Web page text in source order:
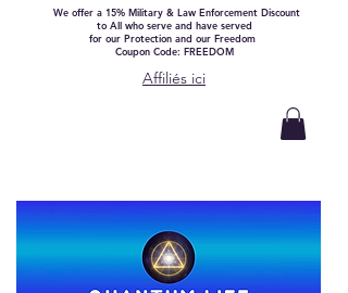
We offer a 15% Military & Law Enforcement Discount
to All who serve and have served
for our Protection and our Freedom
Coupon Code: FREEDOM
Affiliés ici